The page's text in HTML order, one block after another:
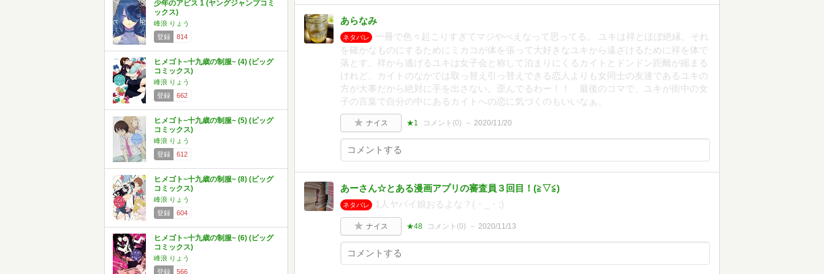
少年のアビス 1 (ヤングジャンプコミ
ックス)
峰浪 りょう
登録
814
ヒメゴト~十九歳の制服~ (4) (ビッグ
コミックス)
峰浪 りょう
登録
662
ヒメゴト~十九歳の制服~ (5) (ビッグ
コミックス)
峰浪 りょう
登録
612
ヒメゴト~十九歳の制服~ (8) (ビッグ
コミックス)
峰浪 りょう
登録
604
ヒメゴト~十九歳の制服~ (6) (ビッグ
コミックス)
峰浪 りょう
登録
566
あらなみ
ネタバレ
一冊で色々起こりすぎてマジやべえなって思ってる。 ユキは祥とほぼ絶縁。それ
を確かなものにするためにミカコが体を張って大好きなユキから遠ざけるために祥を体で
落とす。祥から逃げるユキは女子会と称して泊まりにくるカイトとドンドン距離が縮まる
けれど、カイトのなかでは取っ替え引っ替えできる恋人よりも女同士の友達であるユキの
方が大事だから絶対に手を出さない。歪んでるわー！！ 最後のコマで、ユキが街中の女
子の言葉で自分の中にあるカイトへの恋に気づくのもいいなぁ。
ナイス ★1 コメント(0) 2020/11/20
あーさん☆とある漫画アプリの審査員３回目！(⁠≧⁠▽⁠≦⁠)
ネタバレ 1人ヤバイ娘おるよな？(・_・;)
ナイス ★48 コメント(0) 2020/11/13